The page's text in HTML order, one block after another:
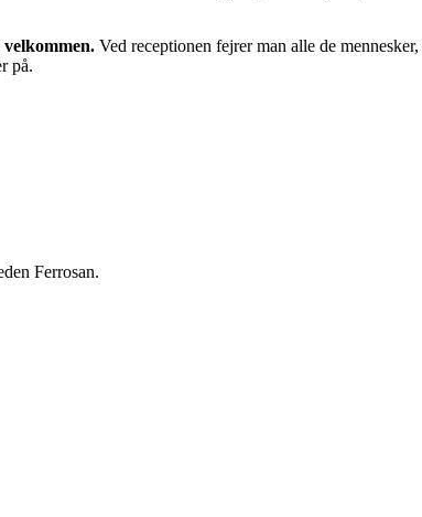
Ved receptionen fejrer man alle de
på.
Ferrosan.